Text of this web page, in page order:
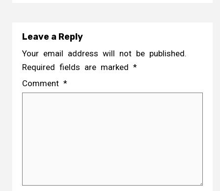
Leave a Reply
Your email address will not be published.
Required fields are marked *
Comment *